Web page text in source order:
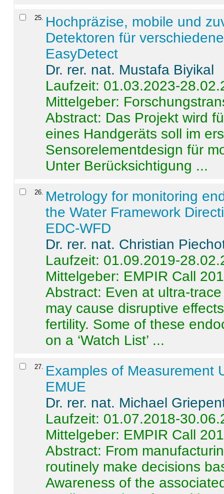
25. Hochpräzise, mobile und
Detektoren für
EasyDetect
Dr. rer. nat. Mustafa Biyikal
Laufzeit: 01.03.2023-
Mittelgeber:
Abstract: Das Projekt wird
eines Handgeräts soll im
Sensorelementdesign für
Unter Berücksichtigung ...
26. Metrology for monitoring
the Water Framework
EDC-WFD
Dr. rer. nat. Christian
Laufzeit: 01.09.2019-
Mittelgeber: EMPIR Call
Abstract: Even at ultra-
may cause disruptive
fertility. Some of these
on a ‘Watch List’ ...
27. Examples of Measurement
EMUE
Dr. rer. nat. Michael
Laufzeit: 01.07.2018-
Mittelgeber: EMPIR Call
Abstract: From
routinely make decisions
Awareness of the